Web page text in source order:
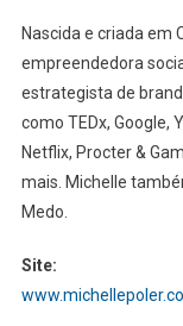
Nascida e criada em
empreendedora
estrategista de
como TEDx, Google,
Netflix, Procter &
mais. Michelle
Medo.
Site: